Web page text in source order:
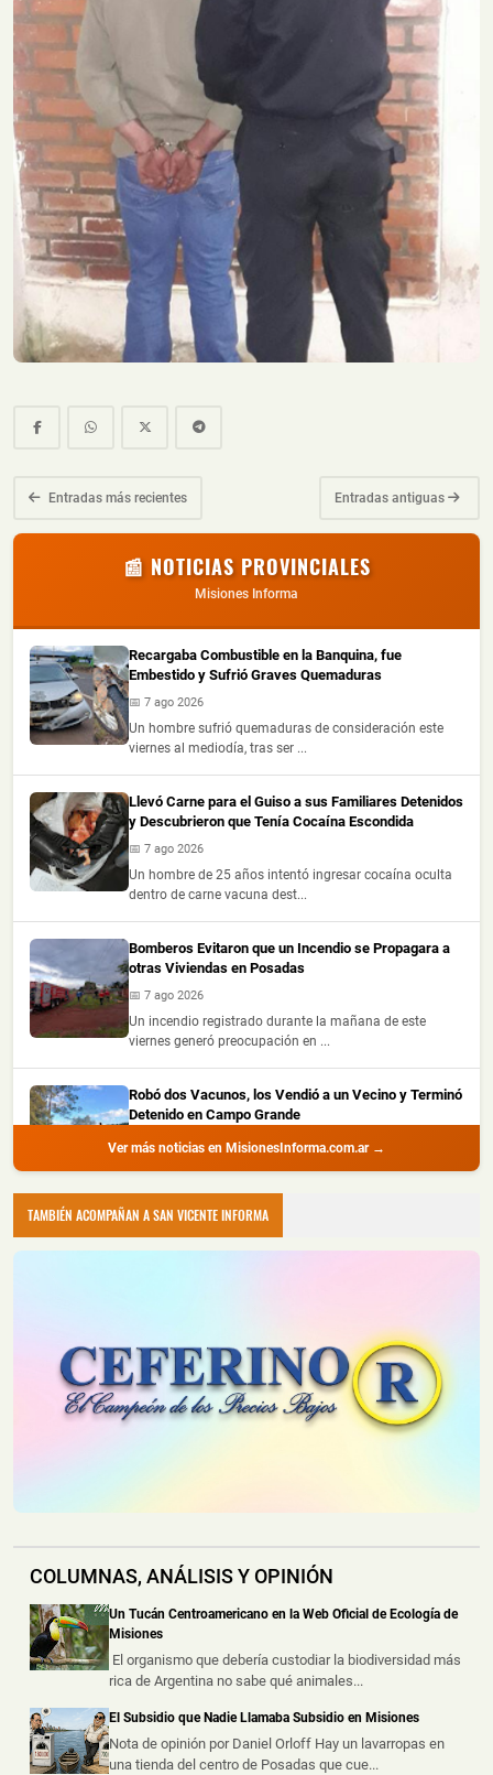
Entradas más recientes Entradas antiguas
📰 NOTICIAS PROVINCIALES
Misiones Informa
Recargaba Combustible en la Banquina, fue
Embestido y Sufrió Graves Quemaduras
📅 7 ago 2026
Un hombre sufrió quemaduras de consideración este
viernes al mediodía, tras ser ...
Llevó Carne para el Guiso a sus Familiares Detenidos
y Descubrieron que Tenía Cocaína Escondida
📅 7 ago 2026
Un hombre de 25 años intentó ingresar cocaína oculta
dentro de carne vacuna dest...
Bomberos Evitaron que un Incendio se Propagara a
otras Viviendas en Posadas
📅 7 ago 2026
Un incendio registrado durante la mañana de este
viernes generó preocupación en ...
Robó dos Vacunos, los Vendió a un Vecino y Terminó
Detenido en Campo Grande
📅 6 ago 2026
Dos Personas Resultaron Heridas tras Despistar en
Dos personas resultaron heridas este jueves por la tarde
luego de que la motocic...
Se le Salió una Rueda en Plena Ruta Nacional 12 y
Terminó Despistando en Posadas
Policías Encubiertos Capturaron a dos Dealers con
Cocaína y Marihuana Dosificadas en un Barrio de
📅 6 ago 2026
procedimientos realizados por la ...
Chocó a una Moto en Posadas, dejó dos Heridos y
Escapó del Lugar
📅 6 ago 2026
Ver más noticias en MisionesInforma.com.ar →
TAMBIÉN ACOMPAÑAN A SAN VICENTE INFORMA
COLUMNAS, ANÁLISIS Y OPINIÓN
Un Tucán Centroamericano en la Web Oficial de Ecología de
Misiones
El organismo que debería custodiar la biodiversidad más
rica de Argentina no sabe qué animales...
El Subsidio que Nadie Llamaba Subsidio en Misiones
Nota de opinión por Daniel Orloff Hay un lavarropas en
una tienda del centro de Posadas que cue...